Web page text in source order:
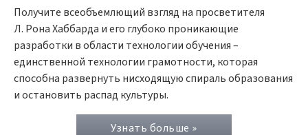
Получите всеобъемлющий взгляд на просветителя
Л. Рона Хаббарда и его глубоко проникающие
разработки в области технологии обучения –
единственной технологии грамотности, которая
способна развернуть нисходящую спираль образования
и остановить распад культуры.
Узнать больше »